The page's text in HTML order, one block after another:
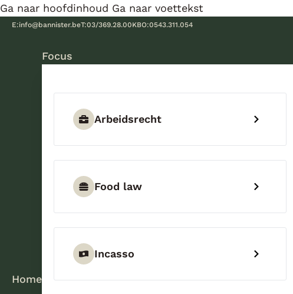
Ga naar hoofdinhoud Ga naar voettekst
E:info@bannister.beT:03/369.28.00KBO:0543.311.054
Home
Focus
Arbeidsrecht
Food law
Incasso